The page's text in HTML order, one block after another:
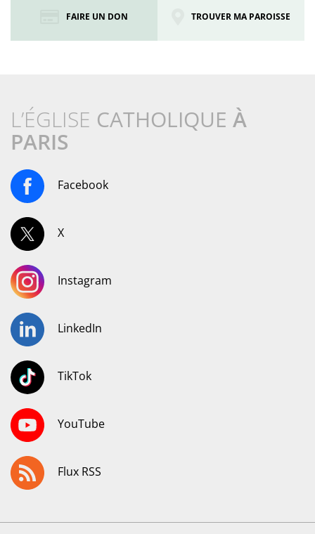
FAIRE UN DON TROUVER MA PAROISSE
L’ÉGLISE CATHOLIQUE À
PARIS
Facebook
X
Instagram
LinkedIn
TikTok
YouTube
Flux RSS